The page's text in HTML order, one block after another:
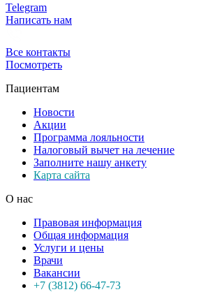
Telegram
Написать нам
Все контакты
Посмотреть
Пациентам
Новости
Акции
Программа лояльности
Налоговый вычет на лечение
Заполните нашу анкету
Карта сайта
О нас
Правовая информация
Общая информация
Услуги и цены
Врачи
Вакансии
+7 (3812) 66-47-73